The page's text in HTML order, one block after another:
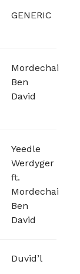
GENERIC
Mordechai
Ben
David
Yeedle
Werdyger
ft.
Mordechai
Ben
David
Duvid’l